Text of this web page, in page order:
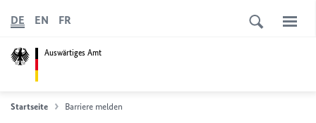
Auswärtiges Amt
DE EN FR
Startseite Barriere melden